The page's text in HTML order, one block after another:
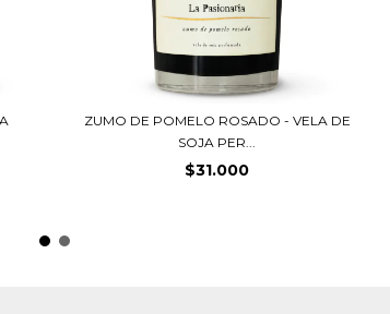
ZUMO DE POMELO ROSADO - VELA DE
SOJA PER...
$31.000